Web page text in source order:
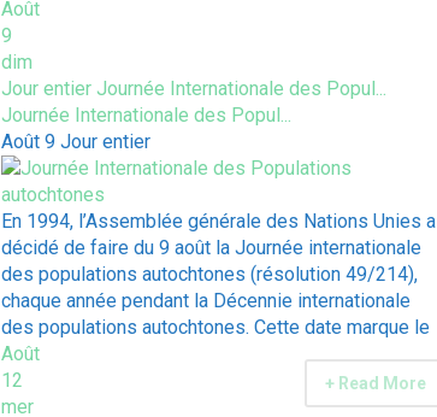
Août
9
dim
Jour entier Journée Internationale des Popul...
Journée Internationale des Popul...
Août 9 Jour entier
En 1994, l’Assemblée générale des Nations Unies a
décidé de faire du 9 août la Journée internationale
des populations autochtones (résolution 49/214),
chaque année pendant la Décennie internationale
des populations autochtones. Cette date marque le
+ Read More
Août
12
mer